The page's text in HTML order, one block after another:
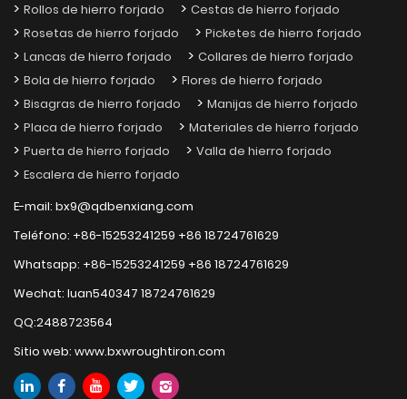
Rollos de hierro forjado
Cestas de hierro forjado
Rosetas de hierro forjado
Picketes de hierro forjado
Lancas de hierro forjado
Collares de hierro forjado
Bola de hierro forjado
Flores de hierro forjado
Bisagras de hierro forjado
Manijas de hierro forjado
Placa de hierro forjado
Materiales de hierro forjado
Puerta de hierro forjado
Valla de hierro forjado
Escalera de hierro forjado
E-mail:bx9@qdbenxiang.com
Teléfono: +86-15253241259 +86 18724761629
Whatsapp: +86-15253241259 +86 18724761629
Wechat:luan540347 18724761629
QQ:2488723564
Sitio web:www.bxwroughtiron.com